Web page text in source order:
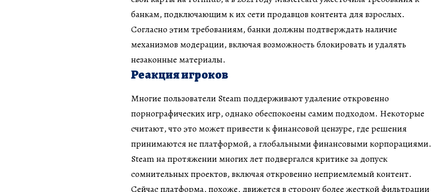
банкам, подключающим к их сети продавцов контента для взрослых.
Согласно этим требованиям, банки должны подтверждать наличие
механизмов модерации, включая возможность блокировать и удалять
незаконные материалы.
Реакция игроков
Многие пользователи Steam поддерживают удаление откровенно
порнографических игр, однако обеспокоены самим подходом. Некоторые
считают, что это может привести к финансовой цензуре, где решения
принимаются не платформой, а глобальными финансовыми корпорациями.
Steam на протяжении многих лет подвергался критике за допуск
сомнительных проектов, включая откровенно неприемлемый контент.
Сейчас платформа, похоже, движется в сторону более жесткой фильтрации